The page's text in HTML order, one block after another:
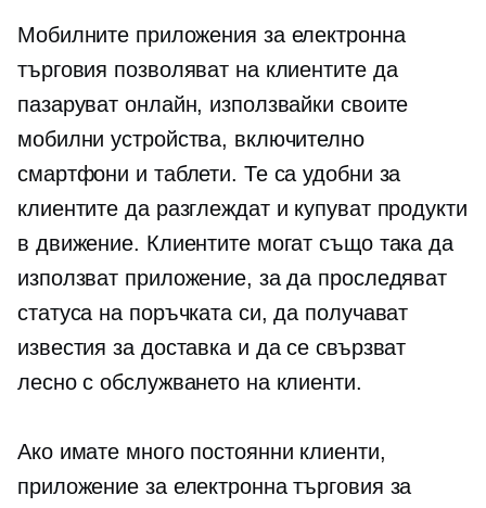
Мобилните приложения за електронна
търговия позволяват на клиентите да
пазаруват онлайн, използвайки своите
мобилни устройства, включително
смартфони и таблети. Те са удобни за
клиентите да разглеждат и купуват продукти
в движение. Клиентите могат също така да
използват приложение, за да проследяват
статуса на поръчката си, да получават
известия за доставка и да се свързват
лесно с обслужването на клиенти.
Ако имате много постоянни клиенти,
приложение за електронна търговия за